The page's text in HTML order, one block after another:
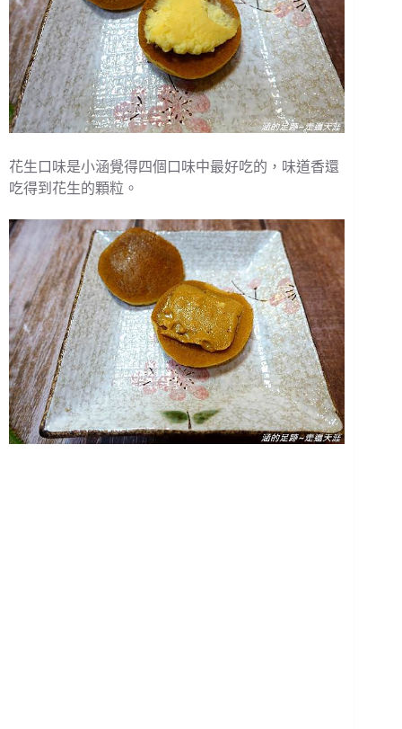
花生口味是小涵覺得四個口味中最好吃的，味道香還
吃得到花生的顆粒。